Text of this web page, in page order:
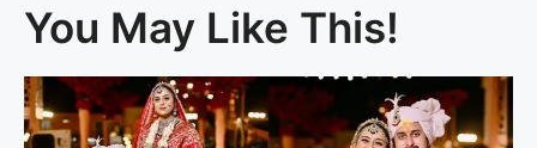
You May Like This!